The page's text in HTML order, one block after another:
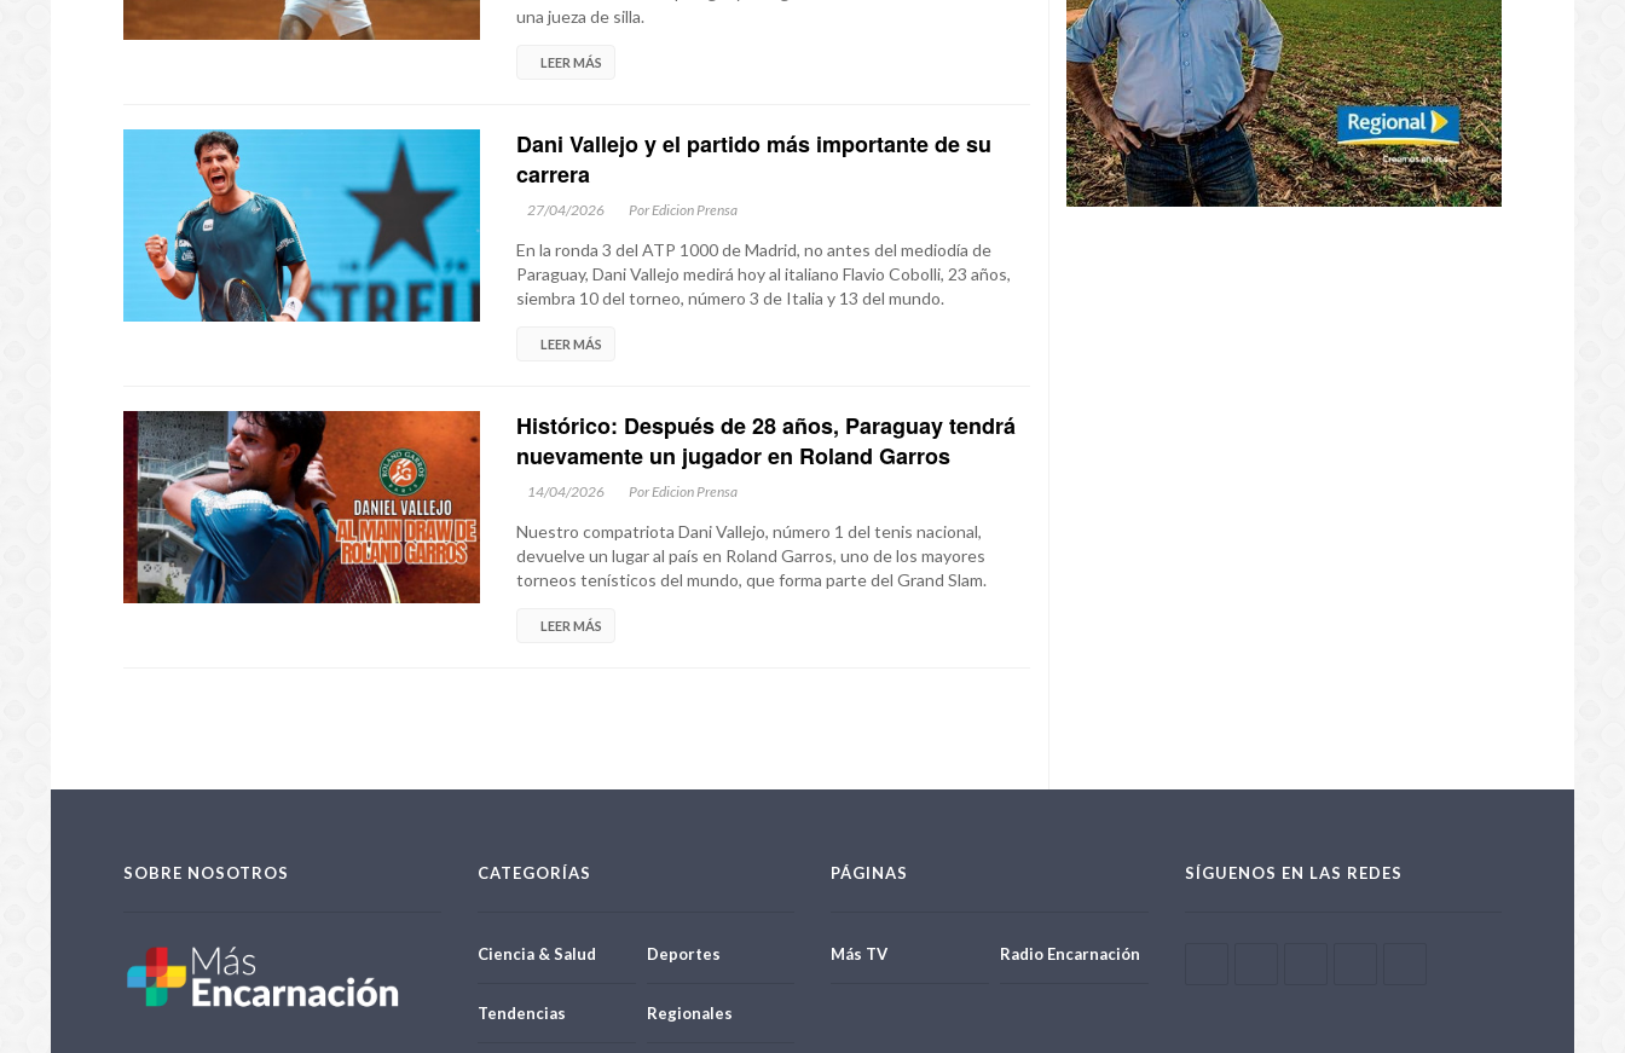
una jueza de silla.
LEER MÁS
Dani Vallejo y el partido más importante de su
carrera
27/04/2026 Por Edicion Prensa
En la ronda 3 del ATP 1000 de Madrid, no antes del mediodía de
Paraguay, Dani Vallejo medirá hoy al italiano Flavio Cobolli, 23 años,
siembra 10 del torneo, número 3 de Italia y 13 del mundo.
LEER MÁS
Histórico: Después de 28 años, Paraguay tendrá
nuevamente un jugador en Roland Garros
14/04/2026 Por Edicion Prensa
Nuestro compatriota Dani Vallejo, número 1 del tenis nacional,
devuelve un lugar al país en Roland Garros, uno de los mayores
torneos tenísticos del mundo, que forma parte del Grand Slam.
LEER MÁS
SOBRE NOSOTROS CATEGORÍAS
Ciencia & Salud Deportes
Tendencias Regionales
PÁGINAS
Más TV Radio Encarnación
SÍGUENOS EN LAS REDES